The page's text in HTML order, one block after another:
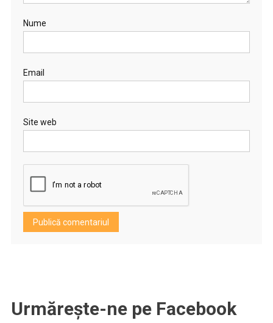
Nume
Email
Site web
Urmărește-ne pe Facebook